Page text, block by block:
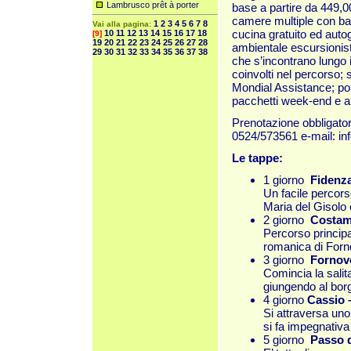
Lambrusco prêt à porter
Vai alla pagina: 1 2 3 4 5 6 7 8
[9] 10 11 12 13 14 15 16 17 18
19 20 21 22 23 24 25 26 27 28
29 30 31 32 33 34 35 36 37 38
base a partire da
camere multiple con
cucina gratuito ed
ambientale
che s’incontrano
coinvolti nel percorso;
Mondial Assistance;
pacchetti week-end e
Prenotazione
0524/573561 e-mail:
Le tappe:
1 giorno
Un facile
Maria del Gisolo
2 giorno
Percorso
romanica di
3 giorno
Comincia la
giungendo al
4 giorno Cassio
Si attraversa
si fa
5 giorno Passo